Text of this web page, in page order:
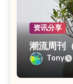
资讯分享
潮流周刊
Tony